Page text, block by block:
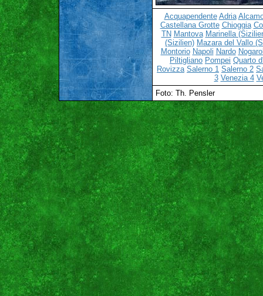
Acquapendente Adria
Castellana Grotte Chioggia
TN Mantova Marinella
(Sizilien) Mazara del Vallo
Montorio Napoli Nardo
Piltigliano Pompei Quarto
Rovizza Salerno 1 Salerno 2
3 Venezia 4
Foto: Th. Pensler